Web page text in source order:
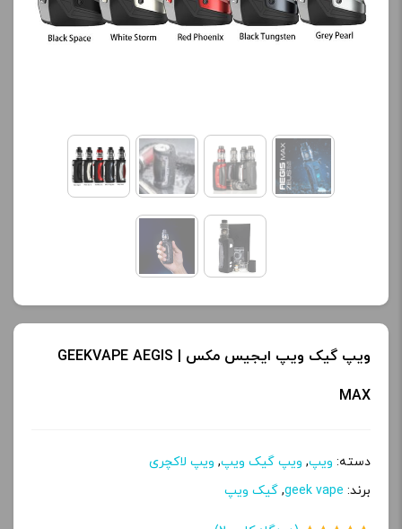
هستند.
ک
ی
هستند.
ویپ گیک ویپ ایجیس مکس | GEEKVAPE AEGIS
MAX
دسته: ویپ, ویپ گیک ویپ, ویپ لاکچری
برند: geek vape
, گیک ویپ